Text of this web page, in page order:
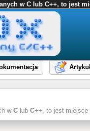
w C lub C++, to jest
w C lub C++, to jest miejsce